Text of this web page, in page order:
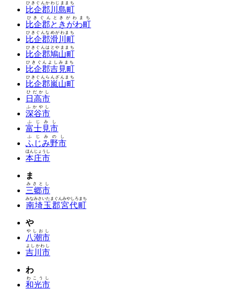
比企郡川島町
ひきぐんかわじままち
比企郡ときがわ町
ひきぐんときがわまち
比企郡滑川町
ひきぐんなめがわまち
比企郡鳩山町
ひきぐんはとやままち
比企郡吉見町
ひきぐんよしみまち
比企郡嵐山町
ひきぐんらんざんまち
日高市
ひだかし
深谷市
ふかやし
富士見市
ふじみし
ふじみ野市
ふじみのし
本庄市
ほんじょうし
ま
三郷市
みさとし
南埼玉郡宮代町
みなみさいたまぐんみやしろまち
や
八潮市
やしおし
吉川市
よしかわし
わ
和光市
わこうし